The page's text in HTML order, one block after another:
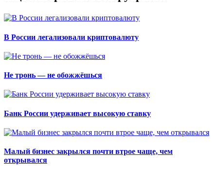
В России легализовали криптовалюту
Не тронь — не обожжёшься
Банк России удерживает высокую ставку
Малый бизнес закрылся почти втрое чаще, чем
открывался